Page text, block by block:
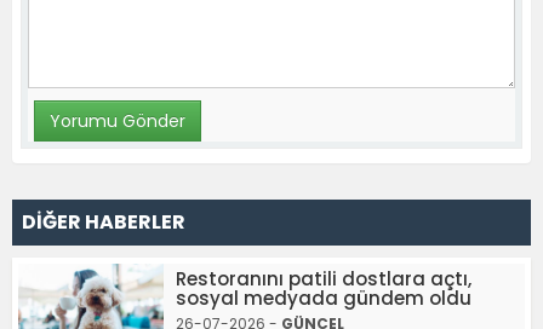
DİĞER HABERLER
Restoranını patili dostlara açtı,
sosyal medyada gündem oldu
26-07-2026 - GÜNCEL